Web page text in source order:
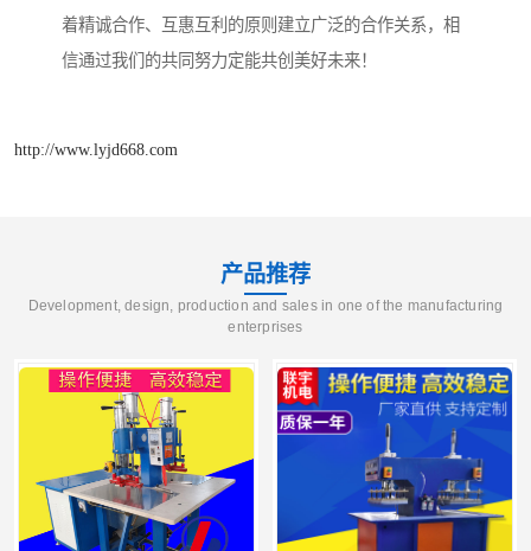
着精诚合作、互惠互利的原则建立广泛的合作关系，相
信通过我们的共同努力定能共创美好未来！
http://www.lyjd668.com
产品推荐
Development, design, production and sales in one of the manufacturing
enterprises